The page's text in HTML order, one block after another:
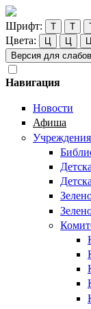
Шрифт: Т Т
Цвета: Ц Ц
Версия для
Навигация
Новости
Афиша
Учреждения